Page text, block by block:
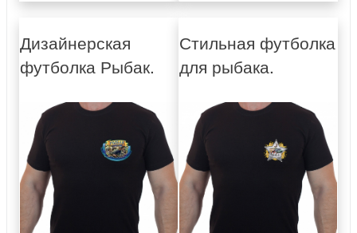
Дизайнерская
футболка Рыбак.
Стильная футболка
для рыбака.